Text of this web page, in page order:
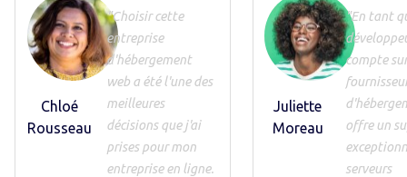
Chloé
Rousseau
"Choisir cette
entreprise
d'hébergement
web a été l'une des
meilleures
décisions que j'ai
prises pour mon
entreprise en ligne.
Juliette
Moreau
"En tant
compte
offre un
serveurs